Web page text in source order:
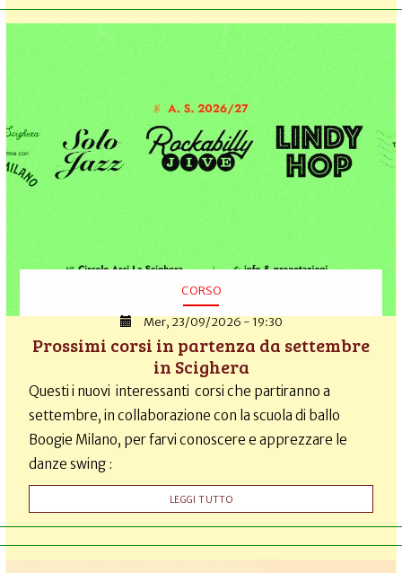
CORSO
Mer, 23/09/2026 - 19:30
Prossimi corsi in partenza da settembre
in Scighera
Questi i nuovi interessanti corsi che partiranno a
settembre, in collaborazione con la scuola di ballo
Boogie Milano, per farvi conoscere e apprezzare le
danze swing :
LEGGI TUTTO